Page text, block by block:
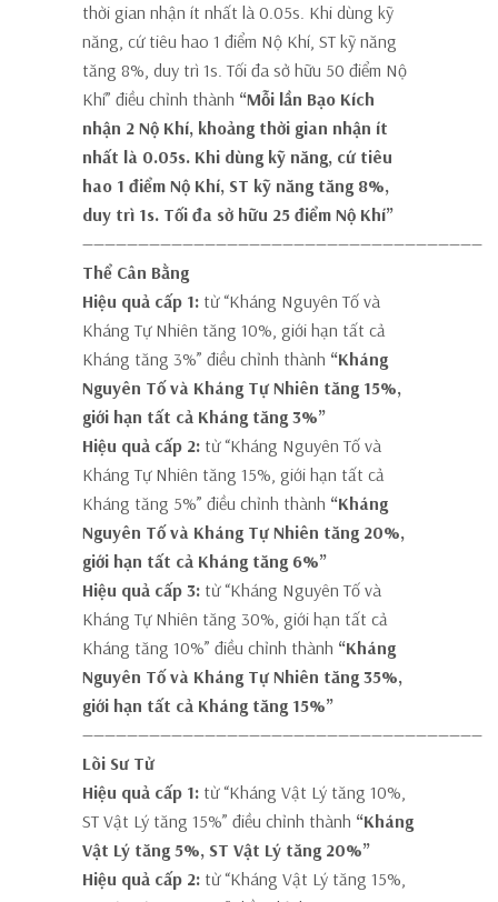
thời gian nhận ít nhất là 0.05s. Khi dùng kỹ
năng, cứ tiêu hao 1 điểm Nộ Khí, ST kỹ năng
tăng 8%, duy trì 1s. Tối đa sở hữu 50 điểm Nộ
Khí” điều chỉnh thành “Mỗi lần Bạo Kích
nhận 2 Nộ Khí, khoảng thời gian nhận ít
nhất là 0.05s. Khi dùng kỹ năng, cứ tiêu
hao 1 điểm Nộ Khí, ST kỹ năng tăng 8%,
duy trì 1s. Tối đa sở hữu 25 điểm Nộ Khí”
————————————————————————————————————
Thể Cân Bằng
Hiệu quả cấp 1: từ “Kháng Nguyên Tố và
Kháng Tự Nhiên tăng 10%, giới hạn tất cả
Kháng tăng 3%” điều chỉnh thành “Kháng
Nguyên Tố và Kháng Tự Nhiên tăng 15%,
giới hạn tất cả Kháng tăng 3%”
Hiệu quả cấp 2: từ “Kháng Nguyên Tố và
Kháng Tự Nhiên tăng 15%, giới hạn tất cả
Kháng tăng 5%” điều chỉnh thành “Kháng
Nguyên Tố và Kháng Tự Nhiên tăng 20%,
giới hạn tất cả Kháng tăng 6%”
Hiệu quả cấp 3: từ “Kháng Nguyên Tố và
Kháng Tự Nhiên tăng 30%, giới hạn tất cả
Kháng tăng 10%” điều chỉnh thành “Kháng
Nguyên Tố và Kháng Tự Nhiên tăng 35%,
giới hạn tất cả Kháng tăng 15%”
————————————————————————————————————
Lõi Sư Tử
Hiệu quả cấp 1: từ “Kháng Vật Lý tăng 10%,
ST Vật Lý tăng 15%” điều chỉnh thành “Kháng
Vật Lý tăng 5%, ST Vật Lý tăng 20%”
Hiệu quả cấp 2: từ “Kháng Vật Lý tăng 15%,